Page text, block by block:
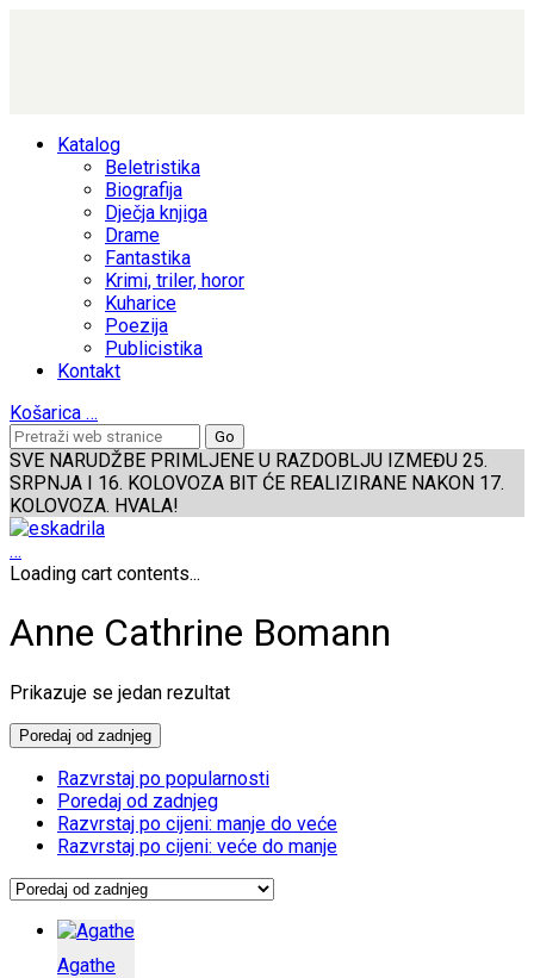
Katalog
Beletristika
Biografija
Dječja knjiga
Drame
Fantastika
Krimi, triler, horor
Kuharice
Poezija
Publicistika
Kontakt
Košarica …
SVE NARUDŽBE PRIMLJENE U RAZDOBLJU IZMEĐU 25.
SRPNJA I 16. KOLOVOZA BIT ĆE REALIZIRANE NAKON 17.
KOLOVOZA. HVALA!
…
Loading cart contents...
Anne Cathrine Bomann
Prikazuje se jedan rezultat
Poredaj od zadnjeg
Razvrstaj po popularnosti
Poredaj od zadnjeg
Razvrstaj po cijeni: manje do veće
Razvrstaj po cijeni: veće do manje
Agathe